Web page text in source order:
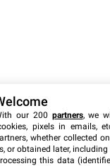
our 200 partners, we
pixels in emails,
whether collected
or obtained later,
this data